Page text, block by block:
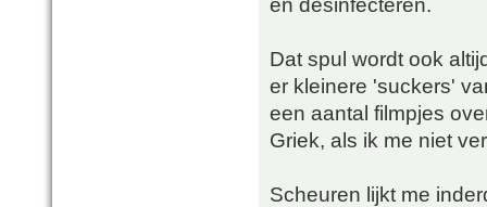
Dat spul wordt ook
er kleinere 'suckers'
een aantal filmpjes
Griek, als ik me niet
Scheuren lijkt me